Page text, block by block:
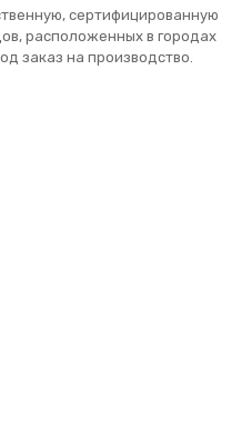
сертифицированную
расположенных в городах
заказ на производство.